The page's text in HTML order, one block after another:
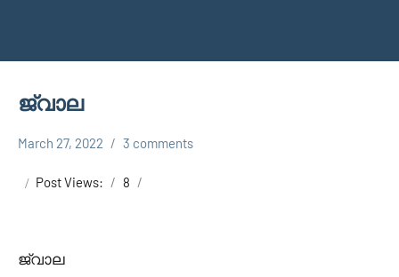
ജ്വാല
March 27, 2022
Cm
3 comments
Post Views: 8
ജ്വാല